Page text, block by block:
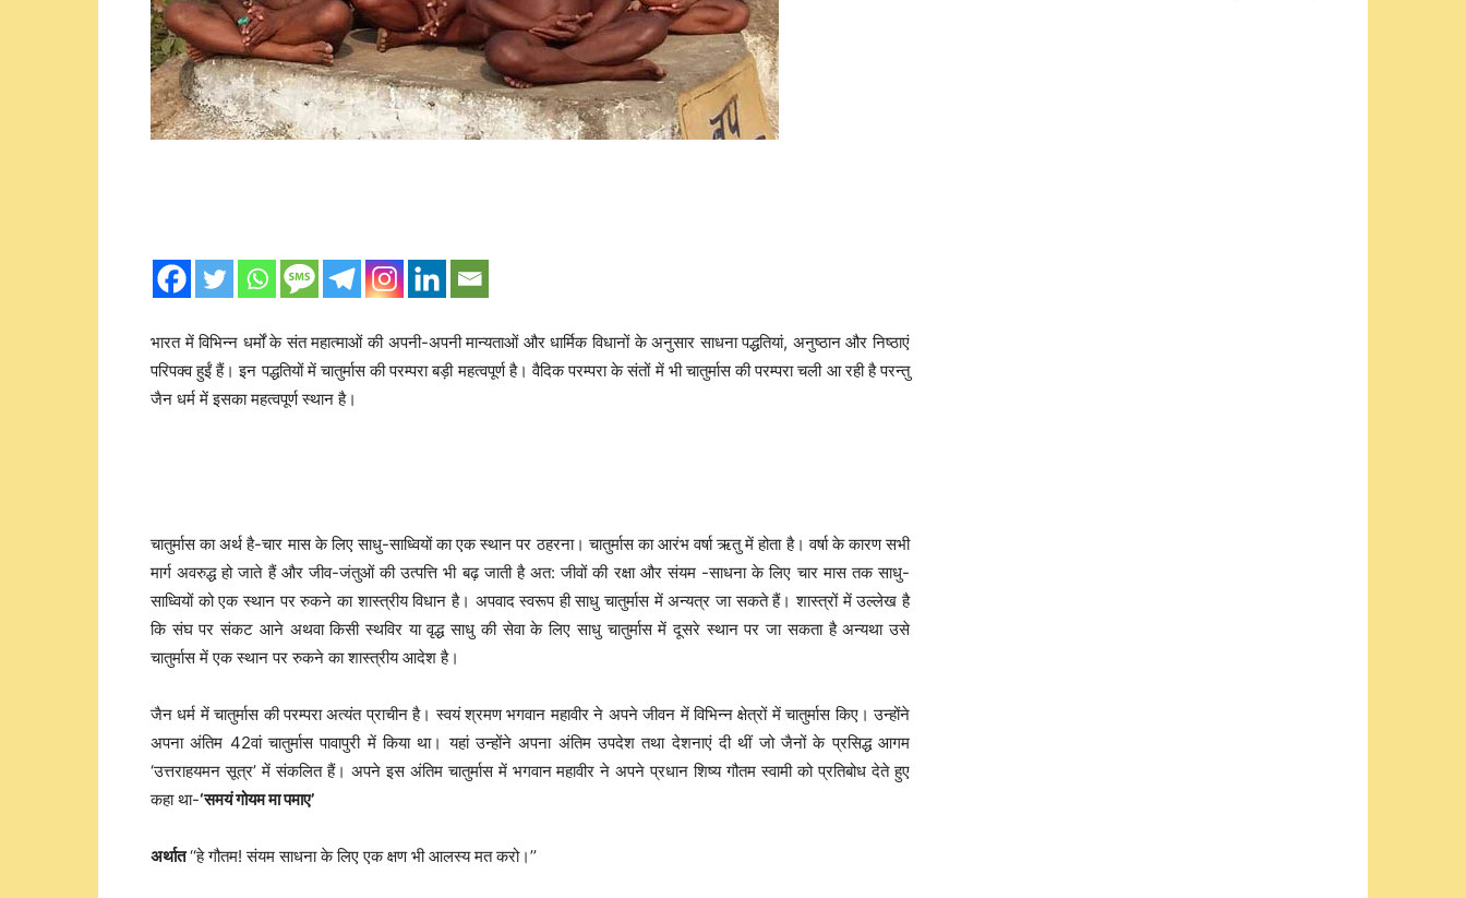
भारत में विभिन्न धर्मों के संत महात्माओं की अपनी-अपनी मान्यताओं और धार्मिक विधानों के अनुसार साधना पद्धतियां, अनुष्ठान और निष्ठाएं
परिपक्व हुईं हैं। इन पद्धतियों में चातुर्मास की परम्परा बड़ी महत्वपूर्ण है। वैदिक परम्परा के संतों में भी चातुर्मास की परम्परा चली आ रही है परन्तु
जैन धर्म में इसका महत्वपूर्ण स्थान है।
चातुर्मास का अर्थ है-चार मास के लिए साधु-साध्वियों का एक स्थान पर ठहरना। चातुर्मास का आरंभ वर्षा ऋतु में होता है। वर्षा के कारण सभी
मार्ग अवरुद्ध हो जाते हैं और जीव-जंतुओं की उत्पत्ति भी बढ़ जाती है अत: जीवों की रक्षा और संयम -साधना के लिए चार मास तक साधु-
साध्वियों को एक स्थान पर रुकने का शास्त्रीय विधान है। अपवाद स्वरूप ही साधु चातुर्मास में अन्यत्र जा सकते हैं। शास्त्रों में उल्लेख है
कि संघ पर संकट आने अथवा किसी स्थविर या वृद्ध साधु की सेवा के लिए साधु चातुर्मास में दूसरे स्थान पर जा सकता है अन्यथा उसे
चातुर्मास में एक स्थान पर रुकने का शास्त्रीय आदेश है।
जैन धर्म में चातुर्मास की परम्परा अत्यंत प्राचीन है। स्वयं श्रमण भगवान महावीर ने अपने जीवन में विभिन्न क्षेत्रों में चातुर्मास किए। उन्होंने
अपना अंतिम 42वां चातुर्मास पावापुरी में किया था। यहां उन्होंने अपना अंतिम उपदेश तथा देशनाएं दी थीं जो जैनों के प्रसिद्ध आगम
‘उत्तराहयमन सूत्र’ में संकलित हैं। अपने इस अंतिम चातुर्मास में भगवान महावीर ने अपने प्रधान शिष्य गौतम स्वामी को प्रतिबोध देते हुए
कहा था-‘समयं गोयम मा पमाए’
अर्थात‘‘हे गौतम! संयम साधना के लिए एक क्षण भी आलस्य मत करो।’’